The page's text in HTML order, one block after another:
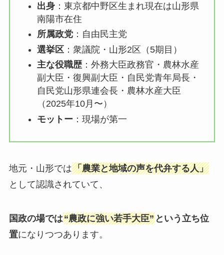
出身：東京都中野区生まれ現在は山形県
南陽市在住
所属政党：自由民主党
選挙区：衆議院・山形2区（5期目）
主な役職歴：外務大臣政務官・農林水産
副大臣・復興副大臣・自民党青年局長・
自民党山形県連会長・農林水産大臣
（2025年10月〜）
モットー ：現場が第一
地元・山形では「農業と地域の声を代弁する人」
として認識されていて、
国政の場では“農政に強い若手大臣”という立ち位
置になりつつあります。